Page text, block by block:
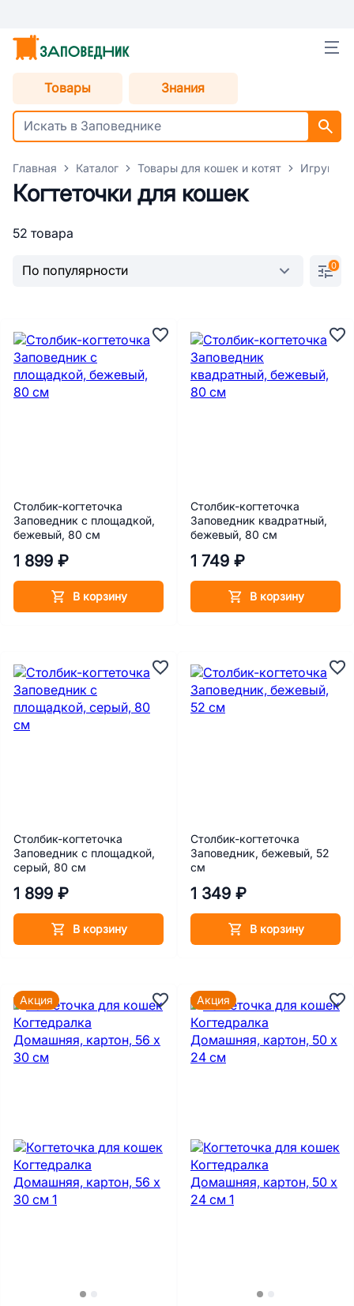
Товары Знания
Главная Каталог Товары для кошек и котят Игрушки
Когтеточки для кошек
52 товара
0
Столбик-когтеточка
Заповедник с площадкой,
бежевый, 80 см
1 899 ₽
В корзину
Столбик-когтеточка
Заповедник квадратный,
бежевый, 80 см
1 749 ₽
В корзину
Столбик-когтеточка
Заповедник с площадкой,
серый, 80 см
1 899 ₽
В корзину
Столбик-когтеточка
Заповедник, бежевый, 52
см
1 349 ₽
В корзину
Акция Акция